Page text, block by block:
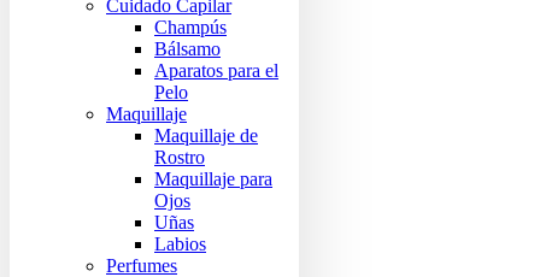
Cuidado Capilar
Champús
Bálsamo
Aparatos para el
Pelo
Maquillaje
Maquillaje de
Rostro
Maquillaje para
Ojos
Uñas
Labios
Perfumes